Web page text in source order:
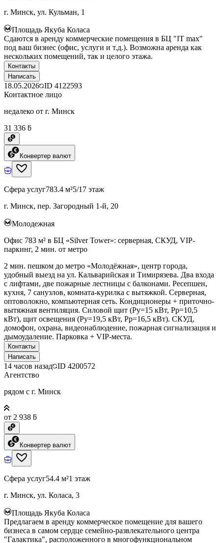
г. Минск, ул. Кульман, 1
Площадь Якуба Коласа
Сдаются в аренду коммерческие помещения в БЦ "IT max"
под ваш бизнес (офис, услуги и т.д.). Возможна аренда как
нескольких помещений, так и целого этажа.
Контакты
Написать
18.05.2026 ID 4122593
Контактное лицо
недалеко от г. Минск
31 336 ƃ
Конвертер валют
Сфера услуг783.4 м²5/17 этаж
г. Минск, пер. Загородный 1-й, 20
Молодежная
Офис 783 м² в БЦ «Silver Tower»: серверная, СКУД, VIP-
паркинг, 2 мин. от метро
2 мин. пешком до метро «Молодёжная», центр города,
удобный выезд на ул. Кальварийская и Тимирязева. Два входа
с лифтами, две пожарные лестницы с балконами. Ресепшен,
кухня, 7 санузлов, комната-курилка с вытяжкой. Серверная,
оптоволокно, компьютерная сеть. Кондиционеры + приточно-
вытяжная вентиляция. Силовой щит (Ру=15 кВт, Рр=10,5
кВт), щит освещения (Ру=19,5 кВт, Рр=16,5 кВт). СКУД,
домофон, охрана, видеонаблюдение, пожарная сигнализация и
дымоудаление. Парковка + VIP-места.
Контакты
Написать
14 часов назад ID 4200572
Агентство
рядом с г. Минск
от 2 938 ƃ
Конвертер валют
Сфера услуг54.4 м²1 этаж
г. Минск, ул. Коласа, 3
Площадь Якуба Коласа
Предлагаем в аренду коммерческое помещение для вашего
бизнеса в самом сердце семейно-развлекательного центра
"Галактика", расположенного в многофункциональном